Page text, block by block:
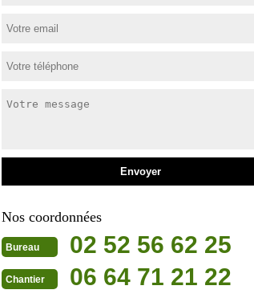
Nos coordonnées
Bureau 02 52 56 62 25
Chantier 06 64 71 21 22